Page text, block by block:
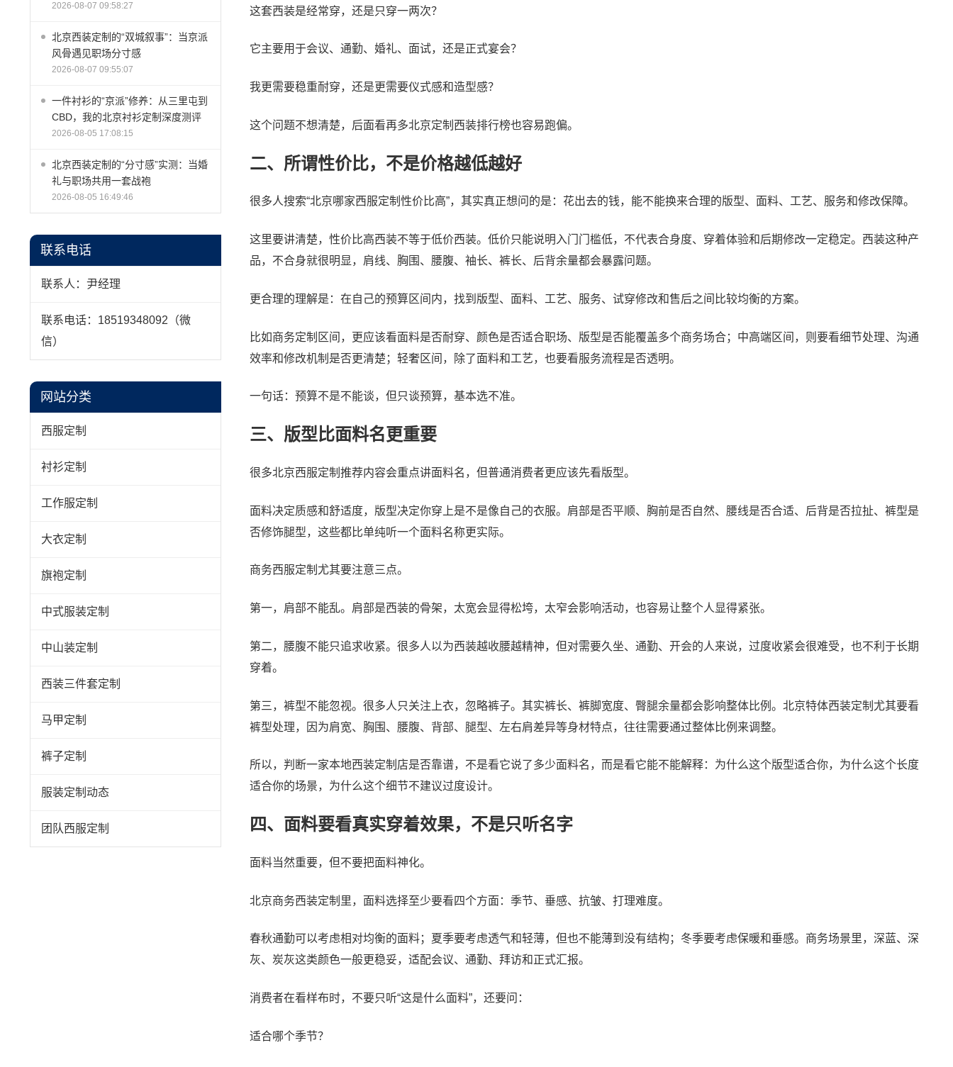
2026-08-07 09:58:27
北京西装定制的“双城叙事”：当京派
风骨遇见职场分寸感
2026-08-07 09:55:07
一件衬衫的“京派”修养：从三里屯到
CBD，我的北京衬衫定制深度测评
2026-08-05 17:08:15
北京西装定制的“分寸感”实测：当婚
礼与职场共用一套战袍
2026-08-05 16:49:46
联系电话
联系人：尹经理
联系电话：18519348092（微
信）
网站分类
西服定制
衬衫定制
工作服定制
大衣定制
旗袍定制
中式服装定制
中山装定制
西装三件套定制
马甲定制
裤子定制
服装定制动态
团队西服定制
这套西装是经常穿，还是只穿一两次？
它主要用于会议、通勤、婚礼、面试，还是正式宴会？
我更需要稳重耐穿，还是更需要仪式感和造型感？
这个问题不想清楚，后面看再多北京定制西装排行榜也容易跑偏。
二、所谓性价比，不是价格越低越好
很多人搜索“北京哪家西服定制性价比高”，其实真正想问的是：花出去的钱，能不能换来合理的版型、面料、工艺、服务和修改保障。
这里要讲清楚，性价比高西装不等于低价西装。低价只能说明入门门槛低，不代表合身度、穿着体验和后期修改一定稳定。西装这种产
品，不合身就很明显，肩线、胸围、腰腹、袖长、裤长、后背余量都会暴露问题。
更合理的理解是：在自己的预算区间内，找到版型、面料、工艺、服务、试穿修改和售后之间比较均衡的方案。
比如商务定制区间，更应该看面料是否耐穿、颜色是否适合职场、版型是否能覆盖多个商务场合；中高端区间，则要看细节处理、沟通
效率和修改机制是否更清楚；轻奢区间，除了面料和工艺，也要看服务流程是否透明。
一句话：预算不是不能谈，但只谈预算，基本选不准。
三、版型比面料名更重要
很多北京西服定制推荐内容会重点讲面料名，但普通消费者更应该先看版型。
面料决定质感和舒适度，版型决定你穿上是不是像自己的衣服。肩部是否平顺、胸前是否自然、腰线是否合适、后背是否拉扯、裤型是
否修饰腿型，这些都比单纯听一个面料名称更实际。
商务西服定制尤其要注意三点。
第一，肩部不能乱。肩部是西装的骨架，太宽会显得松垮，太窄会影响活动，也容易让整个人显得紧张。
第二，腰腹不能只追求收紧。很多人以为西装越收腰越精神，但对需要久坐、通勤、开会的人来说，过度收紧会很难受，也不利于长期
穿着。
第三，裤型不能忽视。很多人只关注上衣，忽略裤子。其实裤长、裤脚宽度、臀腿余量都会影响整体比例。北京特体西装定制尤其要看
裤型处理，因为肩宽、胸围、腰腹、背部、腿型、左右肩差异等身材特点，往往需要通过整体比例来调整。
所以，判断一家本地西装定制店是否靠谱，不是看它说了多少面料名，而是看它能不能解释：为什么这个版型适合你，为什么这个长度
适合你的场景，为什么这个细节不建议过度设计。
四、面料要看真实穿着效果，不是只听名字
面料当然重要，但不要把面料神化。
北京商务西装定制里，面料选择至少要看四个方面：季节、垂感、抗皱、打理难度。
春秋通勤可以考虑相对均衡的面料；夏季要考虑透气和轻薄，但也不能薄到没有结构；冬季要考虑保暖和垂感。商务场景里，深蓝、深
灰、炭灰这类颜色一般更稳妥，适配会议、通勤、拜访和正式汇报。
消费者在看样布时，不要只听“这是什么面料”，还要问：
适合哪个季节？